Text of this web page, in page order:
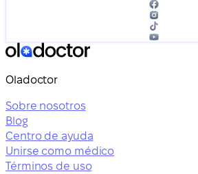
Oladoctor
Sobre nosotros
Blog
Centro de ayuda
Unirse como médico
Términos de uso